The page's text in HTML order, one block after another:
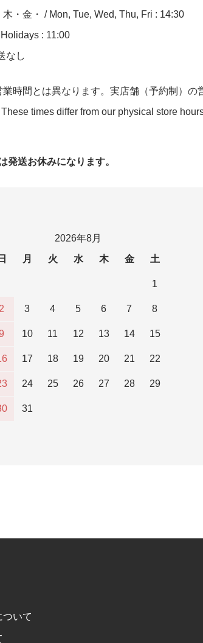
木・金・ / Mon, Tue, Wed, Thu, Fri : 14:30
: 11:00
なし
時間とは異なります。実店舗（予約制）の
times differ from our physical store
発送お休みになります。
2026年8月
日
月 火 水 木 金 土
1
2 3 4 5 6 7 8
10 11 12 13 14 15
17 18 19 20 21 22
24 25 26 27 28 29
31
ついて